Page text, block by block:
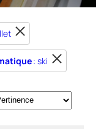
: ski